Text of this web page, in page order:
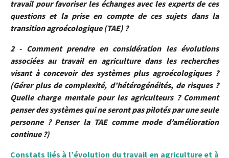
travail pour favoriser les échanges avec les experts de ces
questions et la prise en compte de ces sujets dans la
transition agroécologique (TAE) ?
2 - Comment prendre en considération les évolutions
associées au travail en agriculture dans les recherches
visant à concevoir des systèmes plus agroécologiques ?
(Gérer plus de complexité, d’hétérogénéités, de risques ?
Quelle charge mentale pour les agriculteurs ? Comment
penser des systèmes qui ne seront pas pilotés par une seule
personne ? Penser la TAE comme mode d’amélioration
continue ?)
Constats liés à l’évolution du travail en agriculture et à